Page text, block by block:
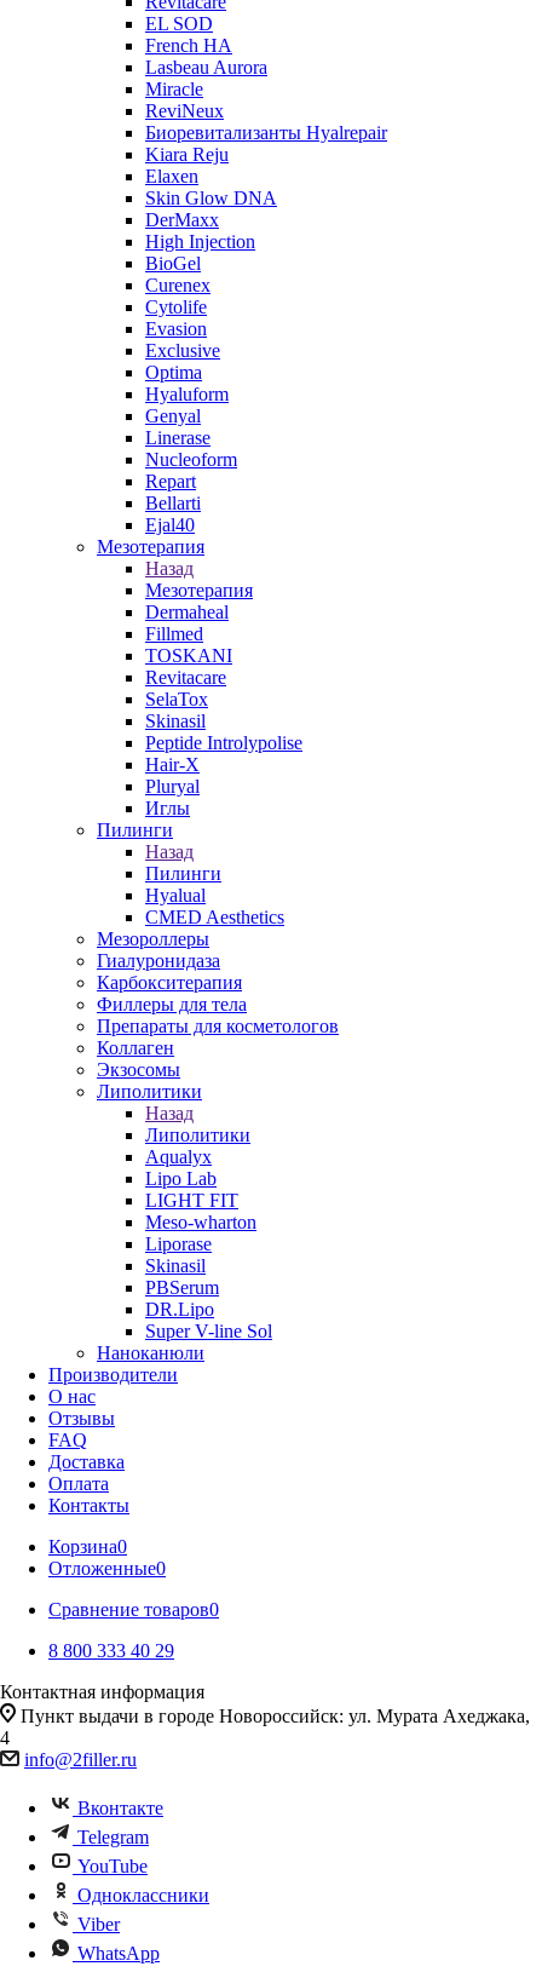
EL SOD
French HA
Lasbeau Aurora
Miracle
ReviNeux
Биоревитализанты Hyalrepair
Kiara Reju
Elaxen
Skin Glow DNA
DerMaxx
High Injection
BioGel
Curenex
Cytolife
Evasion
Exclusive
Optima
Hyaluform
Genyal
Linerase
Nucleoform
Repart
Bellarti
Ejal40
Мезотерапия
Назад
Мезотерапия
Dermaheal
Fillmed
TOSKANI
Revitacare
SelaTox
Skinasil
Peptide Introlypolise
Hair-X
Pluryal
Иглы
Пилинги
Назад
Пилинги
Hyalual
CMED Aesthetics
Мезороллеры
Гиалуронидаза
Карбокситерапия
Филлеры для тела
Препараты для косметологов
Коллаген
Экзосомы
Липолитики
Назад
Липолитики
Aqualyx
Lipo Lab
LIGHT FIT
Meso-wharton
Liporase
Skinasil
PBSerum
DR.Lipo
Super V-line Sol
Наноканюли
Производители
О нас
Отзывы
FAQ
Доставка
Оплата
Контакты
Корзина0
Отложенные0
Сравнение товаров0
8 800 333 40 29
Контактная информация
Пункт выдачи в городе Новороссийск: ул. Мурата Ахеджака,
4
info@2filler.ru
Вконтакте
Telegram
YouTube
Одноклассники
Viber
WhatsApp